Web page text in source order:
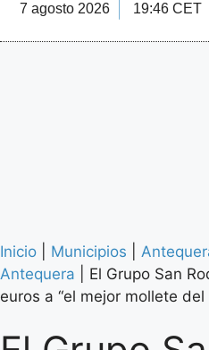
7 agosto 2026 19:46 CET
Inicio Municipios
Antequera
El Grupo San
euros a “el mejor mollete del